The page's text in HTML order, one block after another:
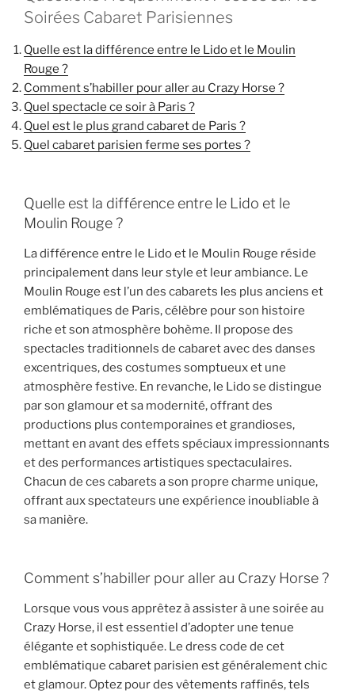
Soirées Cabaret Parisiennes
Quelle est la différence entre le Lido et le Moulin
Rouge ?
Comment s’habiller pour aller au Crazy Horse ?
Quel spectacle ce soir à Paris ?
Quel est le plus grand cabaret de Paris ?
Quel cabaret parisien ferme ses portes ?
Quelle est la différence entre le Lido et le
Moulin Rouge ?
La différence entre le Lido et le Moulin Rouge réside
principalement dans leur style et leur ambiance. Le
Moulin Rouge est l’un des cabarets les plus anciens et
emblématiques de Paris, célèbre pour son histoire
riche et son atmosphère bohème. Il propose des
spectacles traditionnels de cabaret avec des danses
excentriques, des costumes somptueux et une
atmosphère festive. En revanche, le Lido se distingue
par son glamour et sa modernité, offrant des
productions plus contemporaines et grandioses,
mettant en avant des effets spéciaux impressionnants
et des performances artistiques spectaculaires.
Chacun de ces cabarets a son propre charme unique,
offrant aux spectateurs une expérience inoubliable à
sa manière.
Comment s’habiller pour aller au Crazy Horse ?
Lorsque vous vous apprêtez à assister à une soirée au
Crazy Horse, il est essentiel d’adopter une tenue
élégante et sophistiquée. Le dress code de cet
emblématique cabaret parisien est généralement chic
et glamour. Optez pour des vêtements raffinés, tels